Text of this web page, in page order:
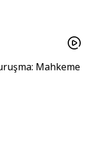
Mahkeme